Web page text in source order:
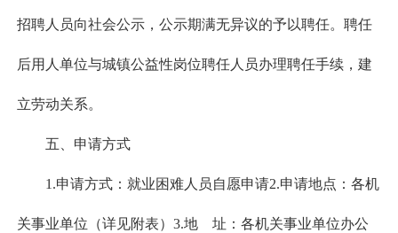
招聘人员向社会公示，公示期满无异议的予以聘任。聘任
后用人单位与城镇公益性岗位聘任人员办理聘任手续，建
立劳动关系。
五、申请方式
1.申请方式：就业困难人员自愿申请2.申请地点：各机
关事业单位（详见附表）3.地 址：各机关事业单位办公